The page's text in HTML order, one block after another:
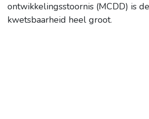
ontwikkelingsstoornis (MCDD) is
kwetsbaarheid heel groot.